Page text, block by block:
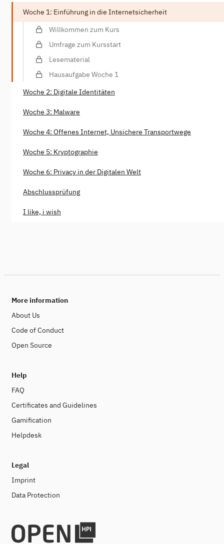
Woche 1: Einführung in die Internetsicherheit
Willkommen zum Kurs
Umfrage zum Kursstart
Lesematerial
Hausaufgabe Woche 1
Woche 2: Digitale Identitäten
Woche 3: Malware
Woche 4: Offenes Internet, Unsichere Transportwege
Woche 5: Kryptographie
Woche 6: Privacy in der Digitalen Welt
Abschlussprüfung
I like, i wish
More information
About Us
Code of Conduct
Open Source
Help
FAQ
Certificates and Guidelines
Gamification
Helpdesk
Legal
Imprint
Data Protection